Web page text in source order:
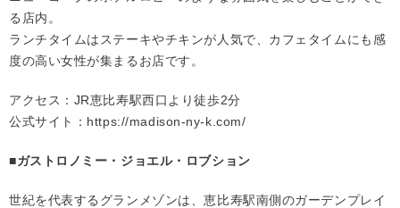
る店内。
ランチタイムはステーキやチキンが人気で、カフェタイムにも感
度の高い女性が集まるお店です。
アクセス：JR恵比寿駅西口より徒歩2分
公式サイト： https://madison-ny-k.com/
■ガストロノミー・ジョエル・ロブション
世紀を代表するグランメゾンは、恵比寿駅南側のガーデンプレイ